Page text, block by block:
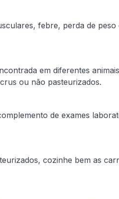
febre, perda de
em diferentes
ou não pasteurizados.
de exames
cozinhe bem as